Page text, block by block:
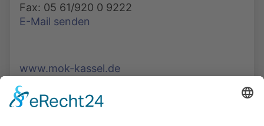
Fax: 05 61/920 0 9222
E-Mail senden
www.mok-kassel.de